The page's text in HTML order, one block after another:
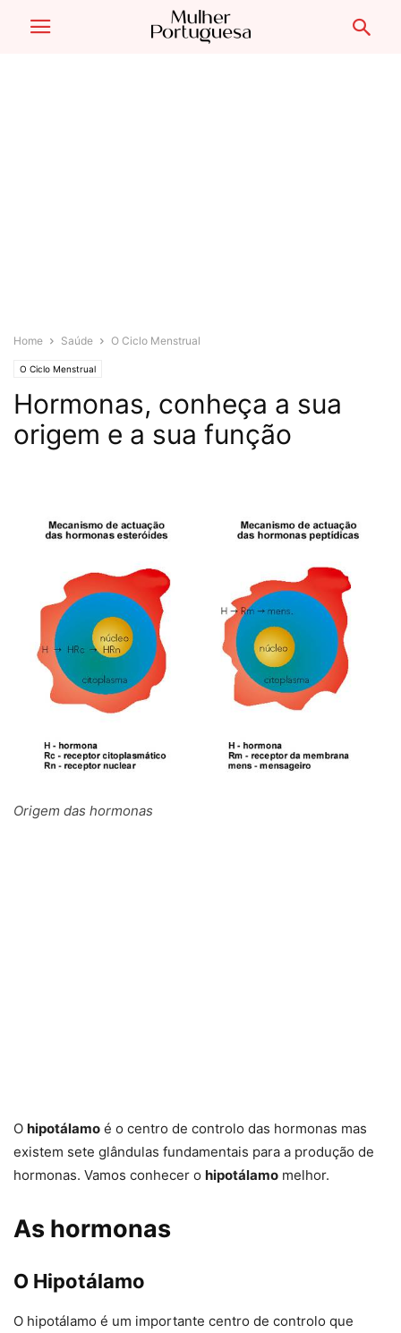
Home Saúde O Ciclo Menstrual
O Ciclo Menstrual
Hormonas, conheça a sua
origem e a sua função
Origem das hormonas
O hipotálamo é o centro de controlo das hormonas mas
existem sete glândulas fundamentais para a produção de
hormonas. Vamos conhecer o hipotálamo melhor.
As hormonas
O Hipotálamo
O hipotálamo é um importante centro de controlo que